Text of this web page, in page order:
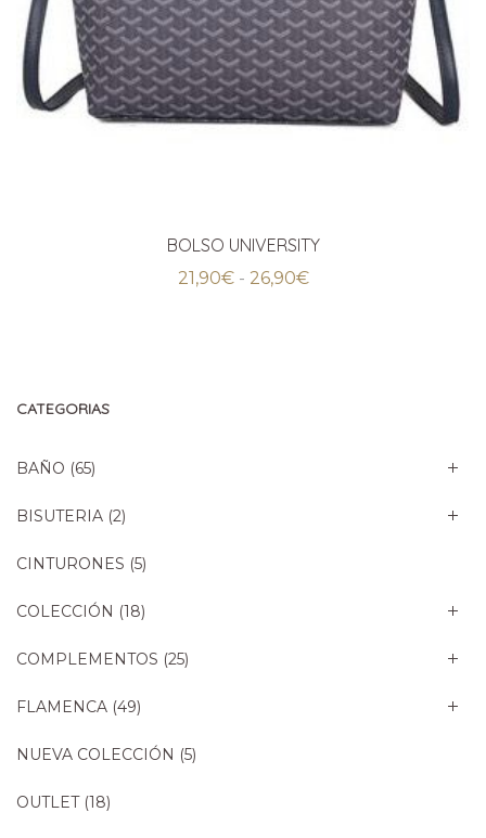
BOLSO UNIVERSITY
21,90€ - 26,90€Rango
CATEGORIAS
BAÑO (65)
BISUTERIA (2)
CINTURONES (5)
COLECCIÓN (18)
COMPLEMENTOS (25)
FLAMENCA (49)
NUEVA COLECCIÓN (5)
OUTLET (18)